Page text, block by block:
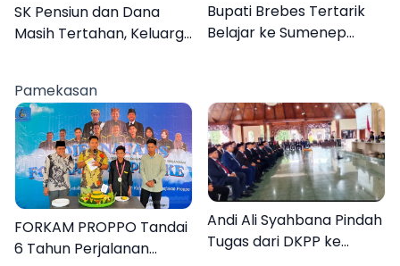
SK Pensiun dan Dana
Masih Tertahan, Keluarga
Bupati Brebes Tertarik
Belajar ke Sumenep
Pamekasan
FORKAM PROPPO Tandai
6 Tahun Perjalanan
Andi Ali Syahbana Pindah
Tugas dari DKPP ke